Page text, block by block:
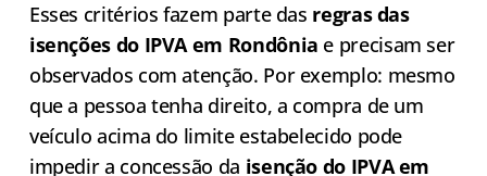
Esses critérios fazem parte das regras das
isenções do IPVA em Rondônia e precisam ser
observados com atenção. Por exemplo: mesmo
que a pessoa tenha direito, a compra de um
veículo acima do limite estabelecido pode
impedir a concessão da isenção do IPVA em